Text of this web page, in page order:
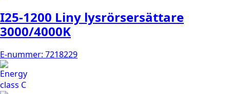
I25-1200 Liny lysrörsersättare
3000/4000K
E-nummer: 7218229